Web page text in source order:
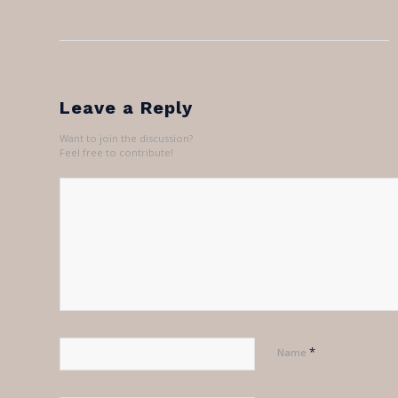
Leave a Reply
Want to join the discussion?
Feel free to contribute!
Name *